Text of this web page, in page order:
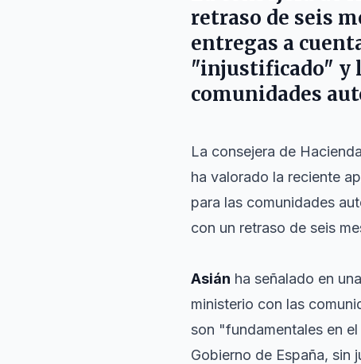
retraso de seis
entregas a
"injustificado" y
comunidades
La consejera de
ha valorado la reciente
para las comunidades
con un retraso de seis
Asián ha señalado en
ministerio con las
son "fundamentales en
Gobierno de España, sin